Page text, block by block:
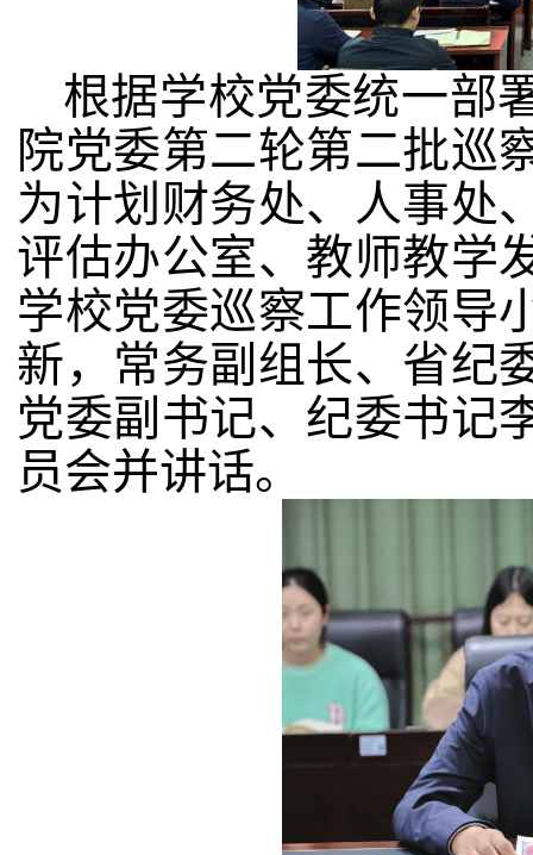
根据学校党委统一部
院党委第二轮第二批巡
为计划财务处、人事处
评估办公室、教师教学
学校党委巡察工作领导
新，常务副组长、省纪
党委副书记、纪委书记
员会并讲话。